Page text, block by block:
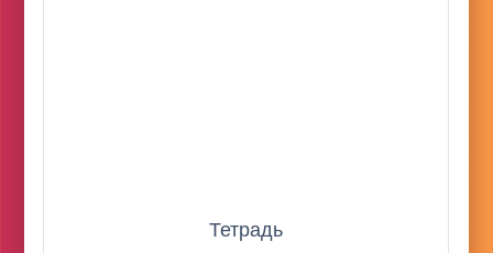
Тетрадь